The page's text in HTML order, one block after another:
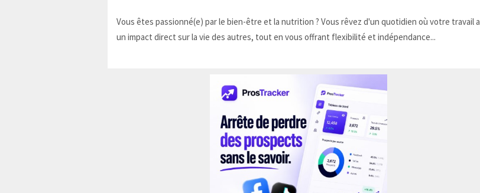
Vous êtes passionné(e) par le bien-être et la nutrition ? Vous rêvez d'un quotidien où votre travail a
un impact direct sur la vie des autres, tout en vous offrant flexibilité et indépendance...